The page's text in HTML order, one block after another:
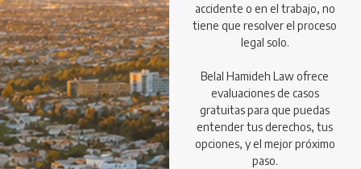
accidente o en el trabajo, no
tiene que resolver el proceso
legal solo.
Belal Hamideh Law ofrece
evaluaciones de casos
gratuitas para que puedas
entender tus derechos, tus
opciones, y el mejor próximo
paso.